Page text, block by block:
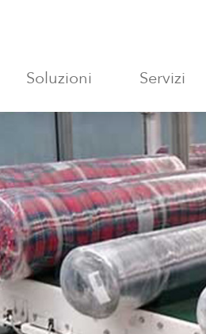
Soluzioni Servizi